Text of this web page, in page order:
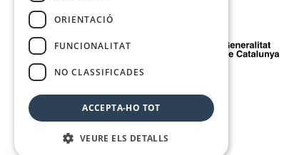
Amb el suport de
ORIENTACIÓ
FUNCIONALITAT
NO CLASSIFICADES
ACCEPTA-HO TOT
VEURE ELS DETALLS